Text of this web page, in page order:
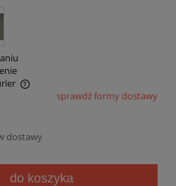
kosztów płatności
sprawdź formy dostawy
dostawy
do koszyka